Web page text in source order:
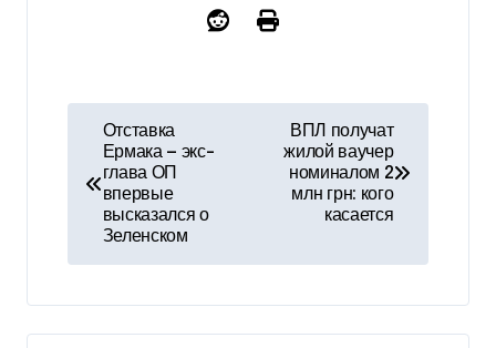
и
г
Отставка
Ермака — экс-
глава ОП
впервые
высказался о
Зеленском
ВПЛ получат
жилой ваучер
номиналом 2
млн грн: кого
касается